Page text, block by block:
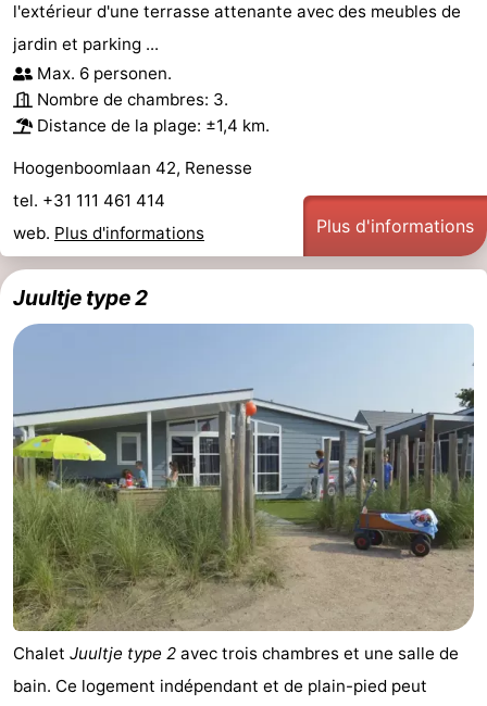
l'extérieur d'une terrasse attenante avec des meubles de
jardin et parking ...
Max. 6 personen.
Nombre de chambres: 3.
Distance de la plage: ±1,4 km.
Hoogenboomlaan 42, Renesse
tel. +31 111 461 414
web. Plus d'informations Plus d'informations
Juultje type 2
Chalet Juultje type 2 avec trois chambres et une salle de
bain. Ce logement indépendant et de plain-pied peut